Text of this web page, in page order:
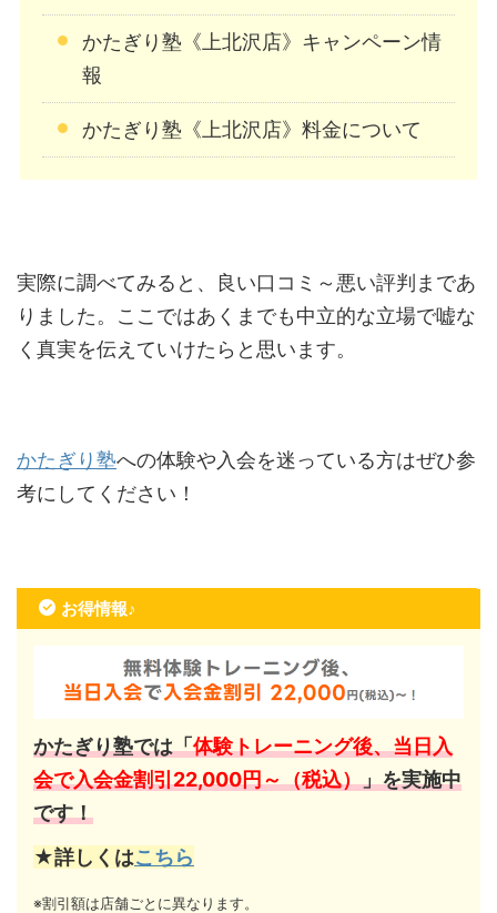
かたぎり塾《上北沢店》キャンペーン情
報
かたぎり塾《上北沢店》料金について
実際に調べてみると、良い口コミ～悪い評判まであ
りました。ここではあくまでも中立的な立場で嘘な
く真実を伝えていけたらと思います。
かたぎり塾への体験や入会を迷っている方はぜひ参
考にしてください！
お得情報♪
かたぎり塾では「体験トレーニング後、当日入
会で入会金割引22,000円～（税込）」を実施中
です！
★詳しくはこちら
※割引額は店舗ごとに異なります。